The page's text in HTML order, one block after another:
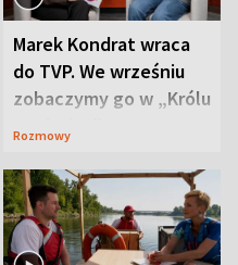
Marek Kondrat wraca
do TVP. We wrześniu
zobaczymy go w „Królu
Maciusiu I”
Rozmowy